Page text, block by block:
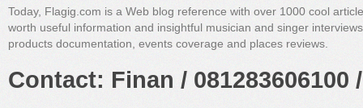
Today, Flagig.com is a Web blog reference with over 1000 cool
worth useful information and insightful musician and singer
products documentation, events coverage and places reviews.
Contact: Finan /